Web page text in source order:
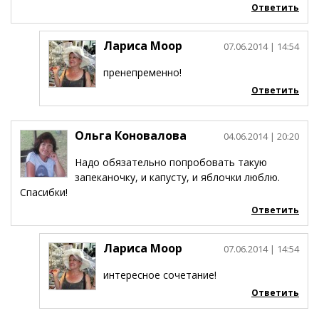
Ответить
Лариса Моор 07.06.2014 | 14:54
пренепременно!
Ответить
Ольга Коновалова 04.06.2014 | 20:20
Надо обязательно попробовать такую
запеканочку, и капусту, и яблочки люблю.
Спасибки!
Ответить
Лариса Моор 07.06.2014 | 14:54
интересное сочетание!
Ответить